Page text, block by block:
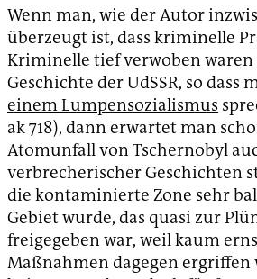
Wenn man, wie der Autor
überzeugt ist, dass kriminelle
Kriminelle tief verwoben
Geschichte der UdSSR, so dass
einem Lumpensozialismus
ak 718), dann erwartet man
Atomunfall von Tschernobyl
verbrecherischer Geschichten
die kontaminierte Zone sehr
Gebiet wurde, das quasi zur
freigegeben war, weil kaum
Maßnahmen dagegen ergriffen